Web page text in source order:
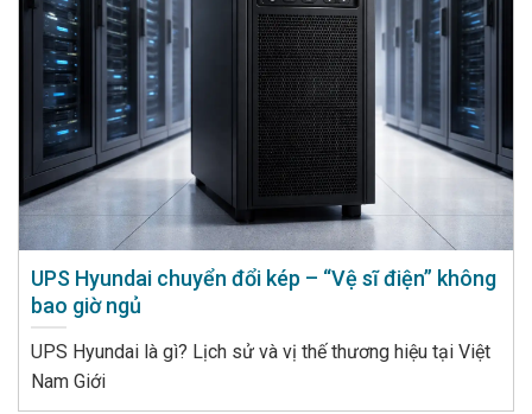
UPS Hyundai chuyển đổi kép – “Vệ sĩ điện” không
bao giờ ngủ
UPS Hyundai là gì? Lịch sử và vị thế thương hiệu tại Việt
Nam Giới